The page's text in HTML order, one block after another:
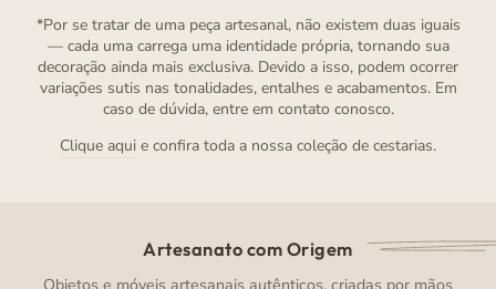
*Por se tratar de uma peça artesanal, não existem duas iguais
— cada uma carrega uma identidade própria, tornando sua
decoração ainda mais exclusiva. Devido a isso, podem ocorrer
variações sutis nas tonalidades, entalhes e acabamentos. Em
caso de dúvida, entre em contato conosco.
Clique aqui e confira toda a nossa coleção de cestarias.
Artesanato com Origem